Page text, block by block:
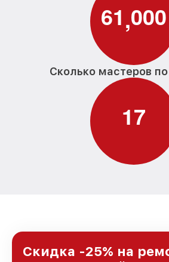
61,000
Сколько мастеров
17
Скидка -25% на